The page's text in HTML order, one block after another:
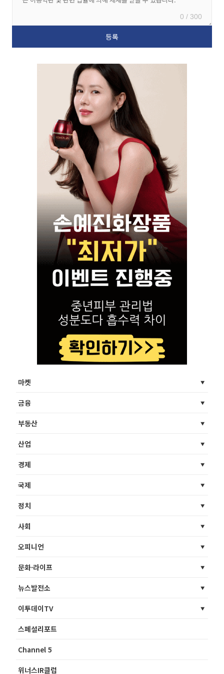
0 / 300
마켓
금융
부동산
산업
경제
국제
정치
사회
오피니언
문화·라이프
뉴스발전소
이투데이TV
스페셜리포트
Channel 5
위너스IR클럽